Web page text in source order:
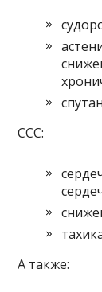
ССС:
А также: